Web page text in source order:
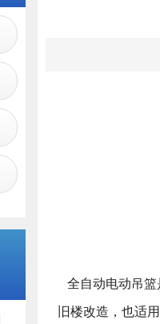
全自动电动吊篮
旧楼改造，也适